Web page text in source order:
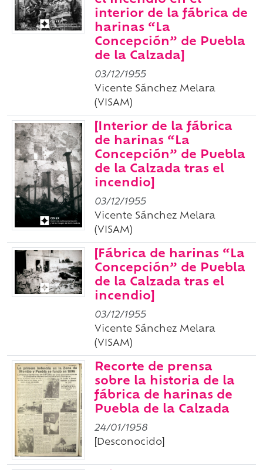
interior de la fábrica de
harinas “La
Concepción” de Puebla
de la Calzada]
03/12/1955
Vicente Sánchez Melara
(VISAM)
[Interior de la fábrica
de harinas “La
Concepción” de Puebla
de la Calzada tras el
incendio]
03/12/1955
Vicente Sánchez Melara
(VISAM)
[Fábrica de harinas “La
Concepción” de Puebla
de la Calzada tras el
incendio]
03/12/1955
Vicente Sánchez Melara
(VISAM)
Recorte de prensa
sobre la historia de la
fábrica de harinas de
Puebla de la Calzada
24/01/1958
[Desconocido]